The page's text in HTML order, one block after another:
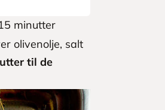
minutter
olivenolje, salt
til de